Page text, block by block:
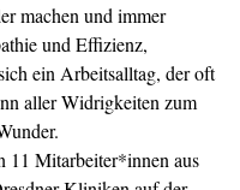
machen und immer
und Effizienz,
ein Arbeitsalltag, der oft
aller Widrigkeiten zum
Mitarbeiter*innen aus